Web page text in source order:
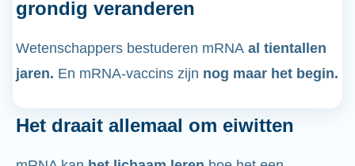
grondig veranderen
Wetenschappers bestuderen mRNA al tientallen
jaren. En mRNA-vaccins zijn nog maar het begin.
Het draait allemaal om eiwitten